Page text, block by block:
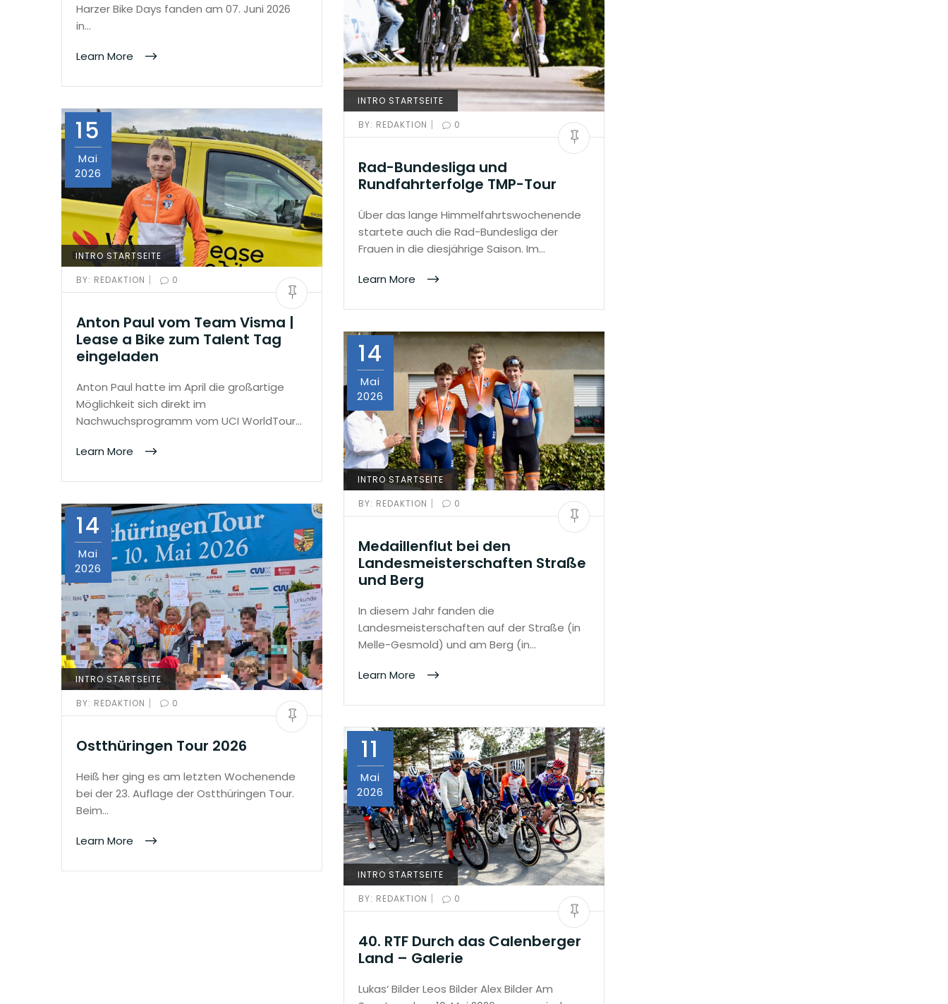
Harzer Bike Days fanden am 07. Juni 2026
in…
Learn More
INTRO STARTSEITE
BY: REDAKTION | 0
Rad-Bundesliga und
Rundfahrterfolge TMP-Tour
Über das lange Himmelfahrtswochenende
startete auch die Rad-Bundesliga der
Frauen in die diesjährige Saison. Im…
Learn More
15
Mai
2026
INTRO STARTSEITE
BY: REDAKTION | 0
Anton Paul vom Team Visma |
Lease a Bike zum Talent Tag
eingeladen
Anton Paul hatte im April die großartige
Möglichkeit sich direkt im
Nachwuchsprogramm vom UCI WorldTour…
Learn More
14
Mai
2026
INTRO STARTSEITE
BY: REDAKTION | 0
Medaillenflut bei den
Landesmeisterschaften Straße
und Berg
In diesem Jahr fanden die
Landesmeisterschaften auf der Straße (in
Melle-Gesmold) und am Berg (in…
Learn More
14
Mai
2026
INTRO STARTSEITE
BY: REDAKTION | 0
Ostthüringen Tour 2026
Heiß her ging es am letzten Wochenende
bei der 23. Auflage der Ostthüringen Tour.
Beim…
Learn More
11
Mai
2026
INTRO STARTSEITE
BY: REDAKTION | 0
40. RTF Durch das Calenberger
Land – Galerie
Lukas‘ Bilder Leos Bilder Alex Bilder Am